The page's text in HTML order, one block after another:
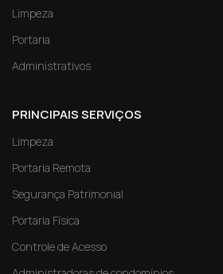
Limpeza
Portaria
Administrativos
PRINCIPAIS SERVIÇOS
Limpeza
Portaria Remota
Segurança Patrimonial
Portaria Física
Controle de Acesso